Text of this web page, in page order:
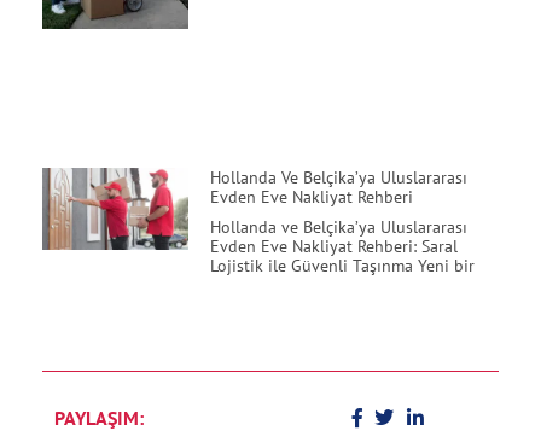
Hollanda Ve Belçika’ya Uluslararası
Evden Eve Nakliyat Rehberi
Hollanda ve Belçika’ya Uluslararası
Evden Eve Nakliyat Rehberi: Saral
Lojistik ile Güvenli Taşınma Yeni bir
PAYLAŞIM: